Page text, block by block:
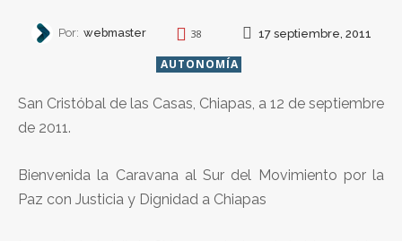
Por: webmaster 38 17 septiembre, 2011
AUTONOMÍA
San Cristóbal de las Casas, Chiapas, a 12 de septiembre
de 2011.
Bienvenida la Caravana al Sur del Movimiento por la
Paz con Justicia y Dignidad a Chiapas